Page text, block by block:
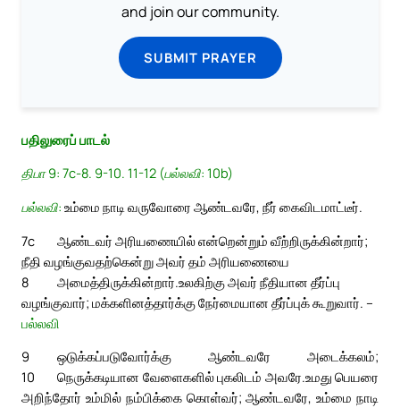
and join our community.
SUBMIT PRAYER
பதிலுரைப் பாடல்
திபா 9: 7c-8. 9-10. 11-12 (பல்லவி: 10b)
பல்லவி: உம்மை நாடி வருவோரை ஆண்டவரே, நீர் கைவிடமாட்டீர்.
7c
ஆண்டவர் அரியணையில் என்றென்றும் வீற்றிருக்கின்றார்;
நீதி வழங்குவதற்கென்று அவர் தம் அரியணையை
அமைத்திருக்கின்றார்.
8
உலகிற்கு அவர் நீதியான தீர்ப்பு
வழங்குவார்; மக்களினத்தார்க்கு நேர்மையான தீர்ப்புக் கூறுவார். –
பல்லவி
9
ஒடுக்கப்படுவோர்க்கு ஆண்டவரே அடைக்கலம்;
நெருக்கடியான வேளைகளில் புகலிடம் அவரே.
10
உமது பெயரை
அறிந்தோர் உம்மில் நம்பிக்கை கொள்வர்; ஆண்டவரே, உம்மை நாடி